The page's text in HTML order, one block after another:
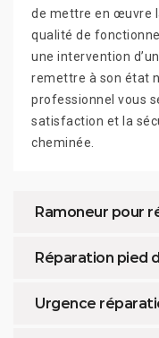
de mettre en œuvre
qualité de
une intervention
remettre à son état
professionnel vous
satisfaction et la
cheminée.
Ramoneur pour
Réparation pied
Urgence